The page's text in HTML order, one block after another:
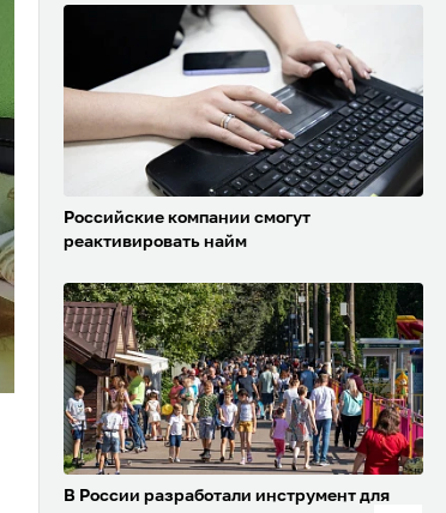
Российские компании смогут
реактивировать найм
В России разработали инструмент для